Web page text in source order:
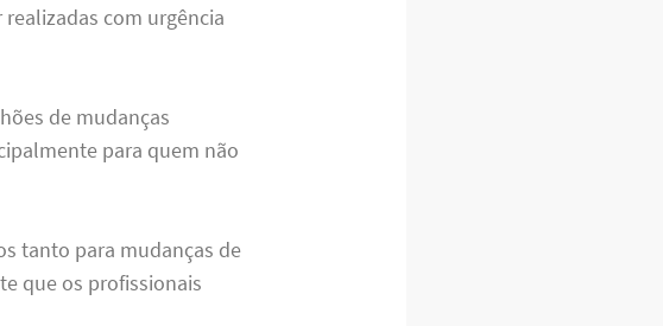
com urgência
de mudanças
para quem não
tanto para mudanças de
que os profissionais